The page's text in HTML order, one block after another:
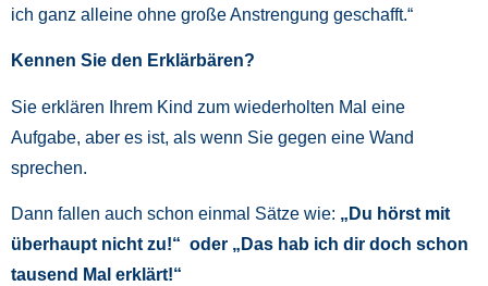
ich ganz alleine ohne große Anstrengung geschafft.“
Kennen Sie den Erklärbären?
Sie erklären Ihrem Kind zum wiederholten Mal eine
Aufgabe, aber es ist, als wenn Sie gegen eine Wand
sprechen.
Dann fallen auch schon einmal Sätze wie: „Du hörst mit
überhaupt nicht zu!“ oder „Das hab ich dir doch schon
tausend Mal erklärt!“